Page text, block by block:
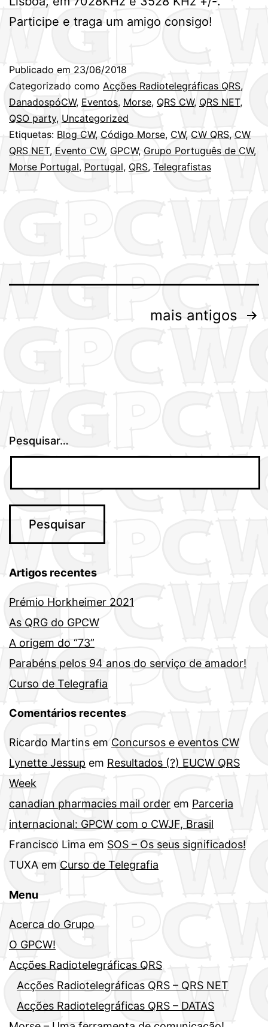
Participe e traga um amigo consigo!
Publicado em 23/06/2018
Categorizado como Acções Radiotelegráficas QRS,
DanadospóCW, Eventos, Morse, QRS CW, QRS NET,
QSO party, Uncategorized
Etiquetas: Blog CW, Código Morse, CW, CW QRS, CW
QRS NET, Evento CW, GPCW, Grupo Português de CW,
Morse Portugal, Portugal, QRS, Telegrafistas
mais antigos
Pesquisar…
Artigos recentes
Prémio Horkheimer 2021
As QRG do GPCW
A origem do “73”
Parabéns pelos 94 anos do serviço de amador!
Curso de Telegrafia
Comentários recentes
Ricardo Martins em Concursos e eventos CW
Lynette Jessup em Resultados (?) EUCW QRS
Week
canadian pharmacies mail order em Parceria
internacional: GPCW com o CWJF, Brasil
Francisco Lima em SOS – Os seus significados!
TUXA em Curso de Telegrafia
Menu
Acerca do Grupo
O GPCW!
Acções Radiotelegráficas QRS
Acções Radiotelegráficas QRS – QRS NET
Acções Radiotelegráficas QRS – DATAS